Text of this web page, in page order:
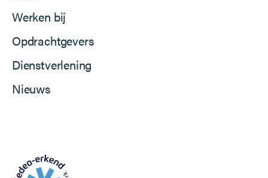
Werken bij
Opdrachtgevers
Dienstverlening
Nieuws